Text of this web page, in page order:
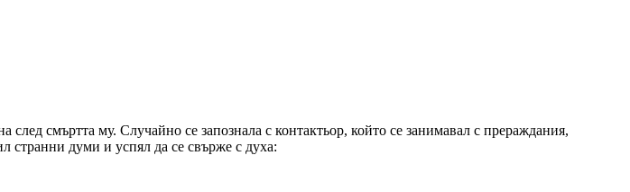
смъртта му. Случайно се запознала с контактьор, който се занимавал с прераждания,
странни думи и успял да се свърже с духа: